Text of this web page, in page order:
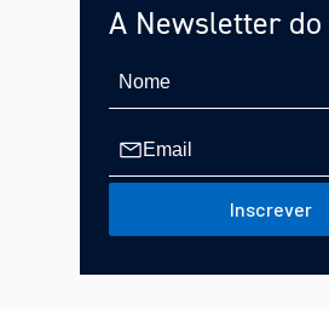
A Newsletter do
Inscrever